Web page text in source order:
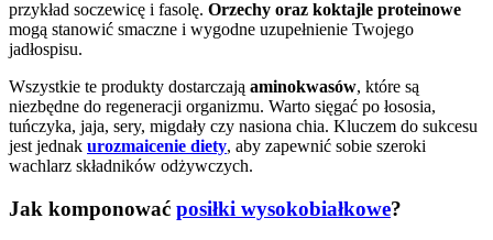
przykład soczewicę i fasolę. Orzechy oraz koktajle proteinowe
mogą stanowić smaczne i wygodne uzupełnienie Twojego
jadłospisu.
Wszystkie te produkty dostarczają aminokwasów, które są
niezbędne do regeneracji organizmu. Warto sięgać po łososia,
tuńczyka, jaja, sery, migdały czy nasiona chia. Kluczem do sukcesu
jest jednak urozmaicenie diety, aby zapewnić sobie szeroki
wachlarz składników odżywczych.
Jak komponować posiłki wysokobiałkowe?